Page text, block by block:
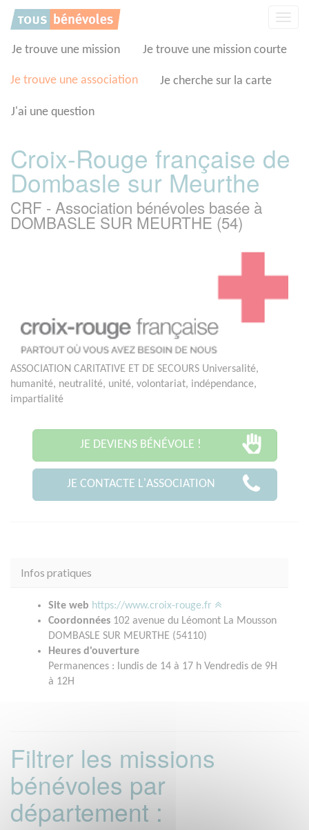
Je trouve une mission Je trouve une mission courte
Je trouve une association Je cherche sur la carte
J'ai une question
Croix-Rouge française de
Dombasle sur Meurthe
CRF - Association bénévoles basée à
DOMBASLE SUR MEURTHE (54)
ASSOCIATION CARITATIVE ET DE SECOURS Universalité,
humanité, neutralité, unité, volontariat, indépendance,
impartialité
JE DEVIENS BÉNÉVOLE !
JE CONTACTE L'ASSOCIATION
Infos pratiques
Site web https://www.croix-rouge.fr
Coordonnées 102 avenue du Léomont La Mousson
DOMBASLE SUR MEURTHE (54110)
Heures d'ouverture
Permanences : lundis de 14 à 17 h Vendredis de 9H
à 12H
Filtrer les missions
bénévoles par
département :
Panneau de gestion des cookies